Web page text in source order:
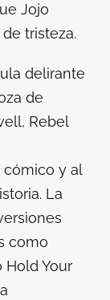
Jojo
tristeza.
delirante
de
Rebel
y al
La
como
Hold Your